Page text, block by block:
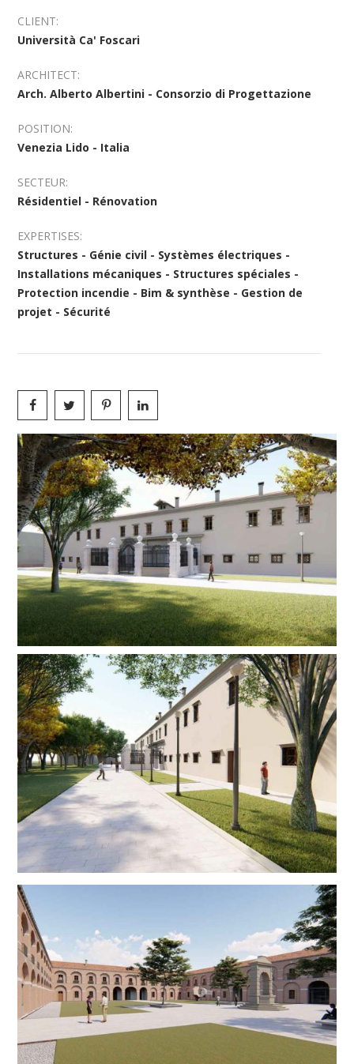
CLIENT:
Università Ca' Foscari
ARCHITECT:
Arch. Alberto Albertini - Consorzio di Progettazione
POSITION:
Venezia Lido - Italia
SECTEUR:
Résidentiel - Rénovation
EXPERTISES:
Structures - Génie civil - Systèmes électriques -
Installations mécaniques - Structures spéciales -
Protection incendie - Bim & synthèse - Gestion de
projet - Sécurité